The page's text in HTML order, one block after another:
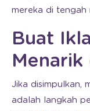
mereka di tengah
Buat
Jika disimpulkan,
adalah langkah